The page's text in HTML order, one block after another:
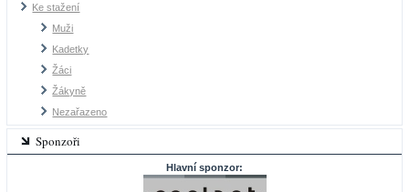
Ke stažení
Muži
Kadetky
Žáci
Žákyně
Nezařazeno
Sponzoři
Hlavní sponzor: